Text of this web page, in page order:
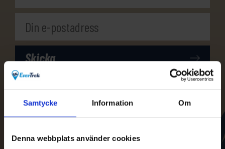
Samtycke Information Om
Denna webbplats använder cookies